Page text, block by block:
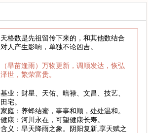
天格数是先祖留传下来的，和其他数结合
对人产生影响，单独不论凶吉。
（旱苗逢雨）万物更新，调顺发达，恢弘
泽世，繁荣富贵。
基业：财星、天佑、暗禄、文昌、技艺、
田宅。
家庭：养蜂结蜜，事事和顺，处处温和。
健康：河川永在，可望健康长寿。
含义：旱天降雨之象。阴阳复新,享天赋之